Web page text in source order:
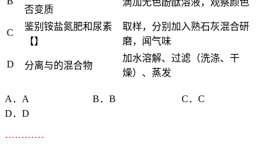
否变质
C
鉴别铵盐氮肥和尿素
【】
取样，分别加入熟石灰混合研
磨，闻气味
D 分离与的混合物
加水溶解、过滤（洗涤、干
燥）、蒸发
A．A B．B C．C
D．D
…………